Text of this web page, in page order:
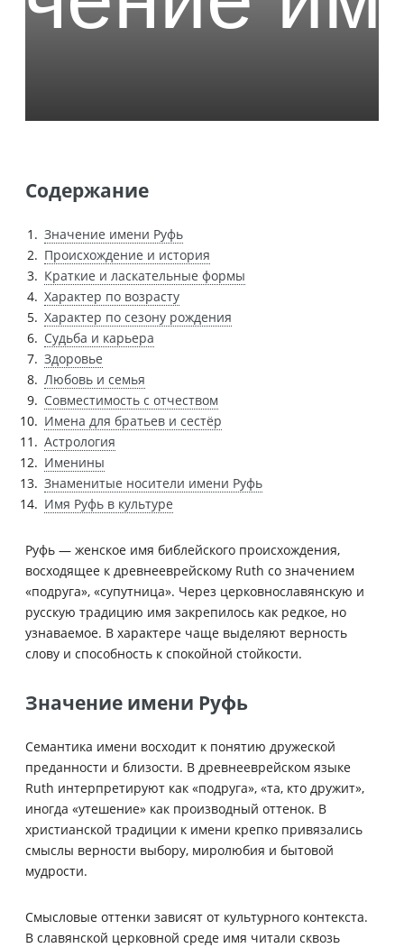
Содержание
Значение имени Руфь
Происхождение и история
Краткие и ласкательные формы
Характер по возрасту
Характер по сезону рождения
Судьба и карьера
Здоровье
Любовь и семья
Совместимость с отчеством
Имена для братьев и сестёр
Астрология
Именины
Знаменитые носители имени Руфь
Имя Руфь в культуре
Руфь — женское имя библейского происхождения,
восходящее к древнееврейскому Ruth со значением
«подруга», «супутница». Через церковнославянскую и
русскую традицию имя закрепилось как редкое, но
узнаваемое. В характере чаще выделяют верность
слову и способность к спокойной стойкости.
Значение имени Руфь
Семантика имени восходит к понятию дружеской
преданности и близости. В древнееврейском языке
Ruth интерпретируют как «подруга», «та, кто дружит»,
иногда «утешение» как производный оттенок. В
христианской традиции к имени крепко привязались
смыслы верности выбору, миролюбия и бытовой
мудрости.
Смысловые оттенки зависят от культурного контекста.
В славянской церковной среде имя читали сквозь